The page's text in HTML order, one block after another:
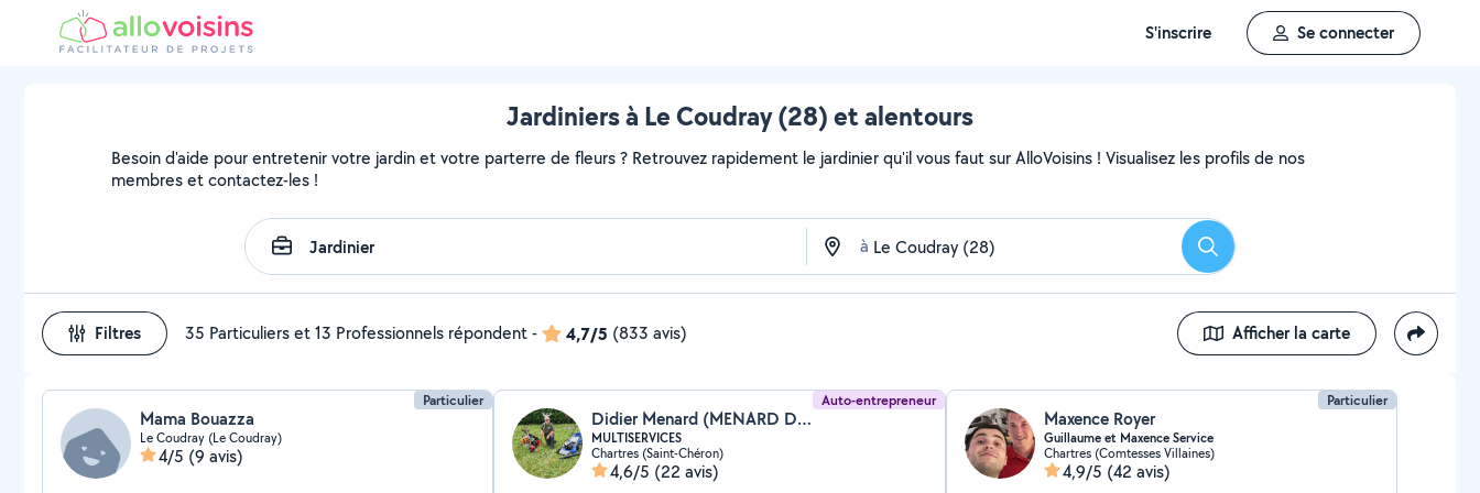
S'inscrire Se connecter
Jardiniers à Le Coudray (28) et alentours
Besoin d'aide pour entretenir votre jardin et votre parterre de fleurs ? Retrouvez rapidement le jardinier qu'il vous faut sur AlloVoisins ! Visualisez les profils de nos
membres et contactez-les !
à Rechercher
Filtres 35 Particuliers et 13 Professionnels répondent- 4,7/5 (833 avis) Afficher la carte
Particulier
Mama Bouazza
Le Coudray (Le Coudray)
4/5 (9 avis)
Auto-entrepreneur
Didier Menard (MENARD Didier EI)
MULTISERVICES
Chartres (Saint-Chéron)
4,6/5 (22 avis)
Particulier
Maxence Royer
Guillaume et Maxence Service
Chartres (Comtesses Villaines)
4,9/5 (42 avis)